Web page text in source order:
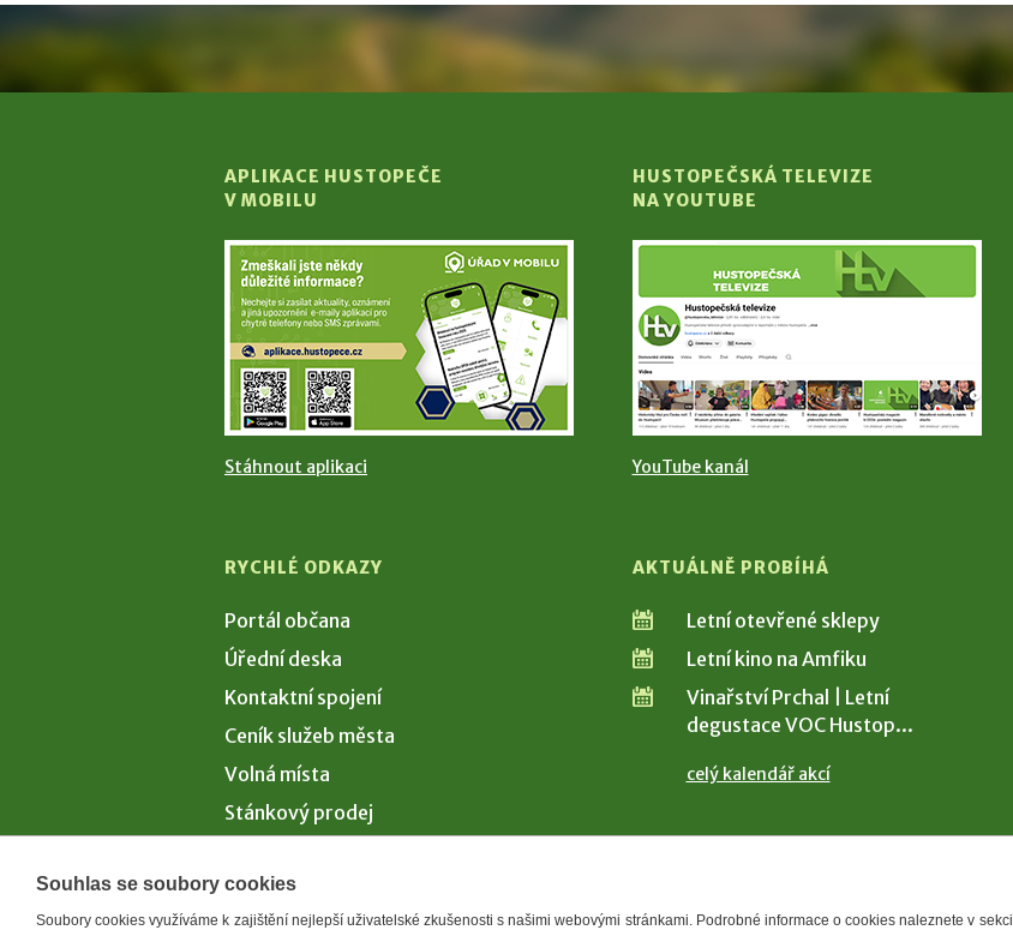
APLIKACE HUSTOPEČE
V MOBILU
Stáhnout aplikaci
HUSTOPEČSKÁ TELEVIZE
NA YOUTUBE
YouTube kanál
RYCHLÉ ODKAZY
Portál občana
Úřední deska
Kontaktní spojení
Ceník služeb města
Volná místa
Stánkový prodej
AKTUÁLNĚ PROBÍHÁ
Letní otevřené sklepy
Letní kino na Amfiku
Vinařství Prchal | Letní
degustace VOC Hustop...
celý kalendář akcí
Souhlas se soubory cookies
Soubory cookies využíváme k zajištění nejlepší uživatelské zkušenosti s našimi webovými stránkami. Podrobné informace o cookies naleznete v sekci